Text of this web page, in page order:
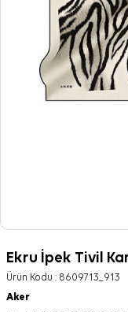
Ekru İpek Tivil
Ürün Kodu : 8609713_913
Aker